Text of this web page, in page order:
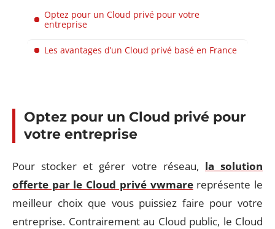
Optez pour un Cloud privé pour votre
entreprise
Les avantages d’un Cloud privé basé en France
Optez pour un Cloud privé pour
votre entreprise
Pour stocker et gérer votre réseau, la solution
offerte par le Cloud privé vwmarereprésente le
meilleur choix que vous puissiez faire pour votre
entreprise. Contrairement au Cloud public, le Cloud